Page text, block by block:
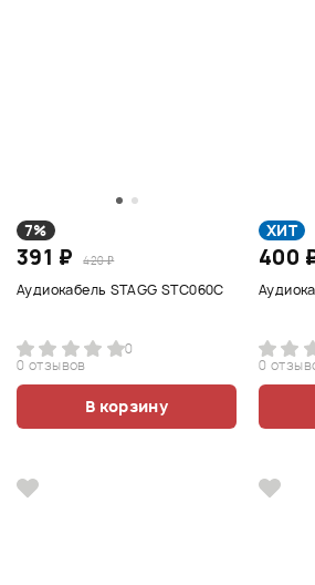
7%
391 ₽ 420 ₽
Аудиокабель STAGG STC060C
0
0 отзывов
В корзину
ХИТ
400
0